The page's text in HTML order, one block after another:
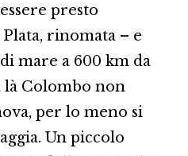
presto
rinomata – e
mare a 600 km da
là Colombo non
per lo meno si
Un piccolo